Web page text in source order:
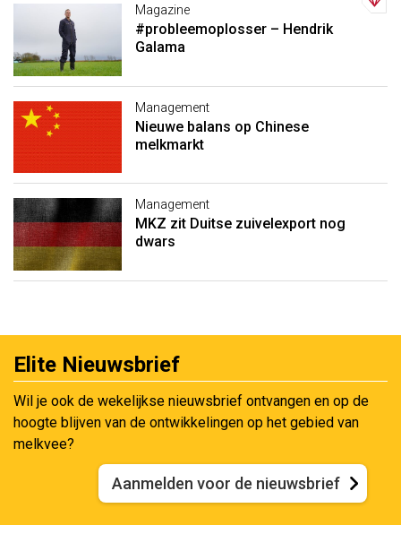
Magazine
#probleemoplosser – Hendrik
Galama
Management
Nieuwe balans op Chinese
melkmarkt
Management
MKZ zit Duitse zuivelexport nog
dwars
Elite Nieuwsbrief
Wil je ook de wekelijkse nieuwsbrief ontvangen en op de
hoogte blijven van de ontwikkelingen op het gebied van
melkvee?
Aanmelden voor de nieuwsbrief